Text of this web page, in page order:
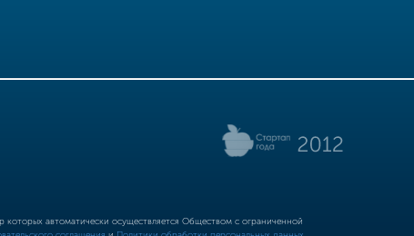
которых автоматически осуществляется Обществом с ограниченной